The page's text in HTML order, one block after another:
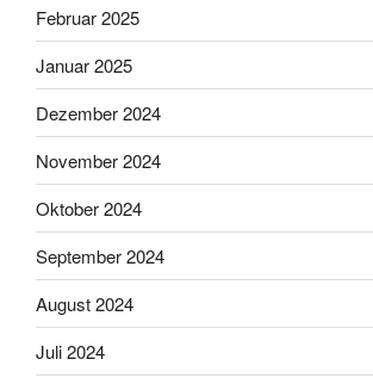
Februar 2025
Januar 2025
Dezember 2024
November 2024
Oktober 2024
September 2024
August 2024
Juli 2024